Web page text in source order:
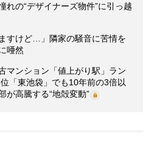
れの“デザイナーズ物件”に引っ越
すけど…」隣家の騒音に苦情を
唖然
マンション「値上がり駅」ラン
「東池袋」でも10年前の3倍以
が高騰する“地殻変動”